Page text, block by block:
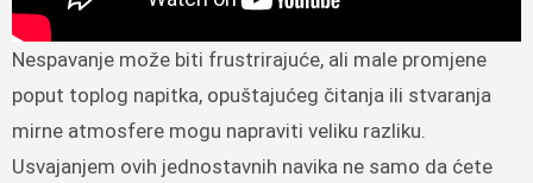
Nespavanje može biti frustrirajuće, ali male promjene
poput toplog napitka, opuštajućeg čitanja ili stvaranja
mirne atmosfere mogu napraviti veliku razliku.
Usvajanjem ovih jednostavnih navika ne samo da ćete